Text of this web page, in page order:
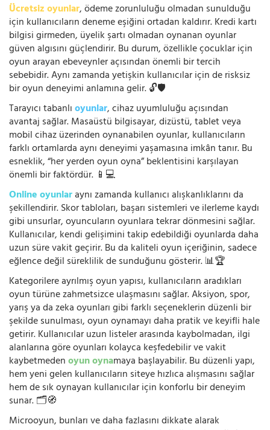
Ücretsiz oyunlar, ödeme zorunluluğu olmadan sunulduğu
için kullanıcıların deneme eşiğini ortadan kaldırır. Kredi kartı
bilgisi girmeden, üyelik şartı olmadan oynanan oyunlar
güven algısını güçlendirir. Bu durum, özellikle çocuklar için
oyun arayan ebeveynler açısından önemli bir tercih
sebebidir. Aynı zamanda yetişkin kullanıcılar için de risksiz
bir oyun deneyimi anlamına gelir. 🔓🛡️
Tarayıcı tabanlıoyunlar, cihaz uyumluluğu açısından
avantaj sağlar. Masaüstü bilgisayar, dizüstü, tablet veya
mobil cihaz üzerinden oynanabilen oyunlar, kullanıcıların
farklı ortamlarda aynı deneyimi yaşamasına imkân tanır. Bu
esneklik, “her yerden oyun oyna” beklentisini karşılayan
önemli bir faktördür. 📱💻
Online oyunlaraynı zamanda kullanıcı alışkanlıklarını da
şekillendirir. Skor tabloları, başarı sistemleri ve ilerleme kaydı
gibi unsurlar, oyuncuların oyunlara tekrar dönmesini sağlar.
Kullanıcılar, kendi gelişimini takip edebildiği oyunlarda daha
uzun süre vakit geçirir. Bu da kaliteli oyun içeriğinin, sadece
eğlence değil süreklilik de sunduğunu gösterir. 📊🏆
Kategorilere ayrılmış oyun yapısı, kullanıcıların aradıkları
oyun türüne zahmetsizce ulaşmasını sağlar. Aksiyon, spor,
yarış ya da zeka oyunları gibi farklı seçeneklerin düzenli bir
şekilde sunulması, oyun oynamayı daha pratik ve keyifli hale
getirir. Kullanıcılar uzun listeler arasında kaybolmadan, ilgi
alanlarına göre oyunları kolayca keşfedebilir ve vakit
kaybetmedenoyun oynamaya başlayabilir. Bu düzenli yapı,
hem yeni gelen kullanıcıların siteye hızlıca alışmasını sağlar
hem de sık oynayan kullanıcılar için konforlu bir deneyim
sunar. 🗂️🧭
Microoyun, bunları ve daha fazlasını dikkate alarak